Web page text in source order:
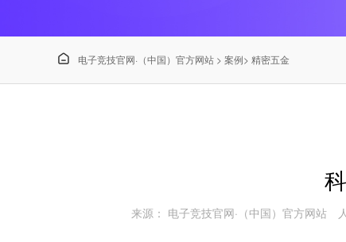
 电子竞技官网·（中国）官方网站 > 案例> 精密五金
来源： 电子竞技官网·（中国）官方网站